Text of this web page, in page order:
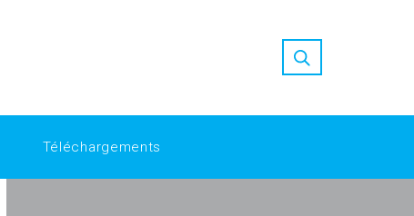
at Replica Factory
tbgzkf/
Téléchargements